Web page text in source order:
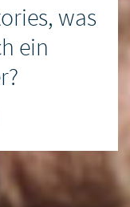
was
ein